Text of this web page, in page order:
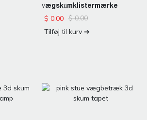
vægskumklistermærke
$ 0.00 $0.00
Tilføj til kurv ➔